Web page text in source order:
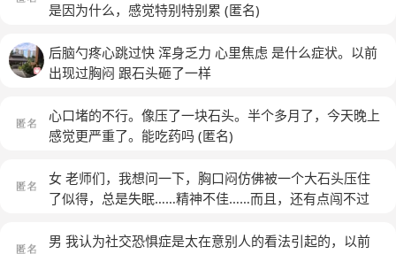
是因为什么，感觉特别特别累 (匿名)
后脑勺疼心跳过快 浑身乏力 心里焦虑 是什么症状。以前
出现过胸闷 跟石头砸了一样
心口堵的不行。像压了一块石头。半个多月了，今天晚上
感觉更严重了。能吃药吗 (匿名)
女 老师们，我想问一下，胸口闷仿佛被一个大石头压住
了似得，总是失眠……精神不佳……而且，还有点闯不过
男 我认为社交恐惧症是太在意别人的看法引起的，以前